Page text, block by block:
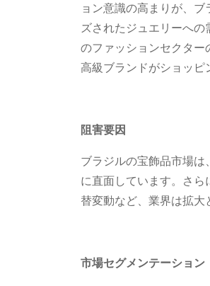
ョン意識の高まりが、
ズされたジュエリーへ
のファッションセクター
高級ブランドがショッピ
阻害要因
ブラジルの宝飾品市場
に直面しています。さ
替変動など、業界は拡大
市場セグメンテーション